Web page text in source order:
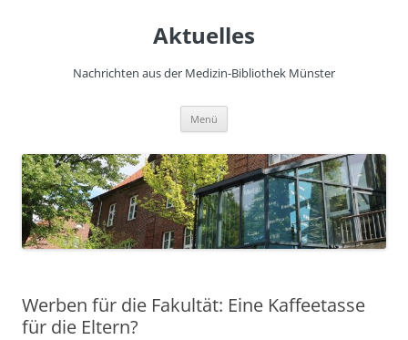
Aktuelles
Nachrichten aus der Medizin-Bibliothek Münster
Menü
Werben für die Fakultät: Eine Kaffeetasse
für die Eltern?